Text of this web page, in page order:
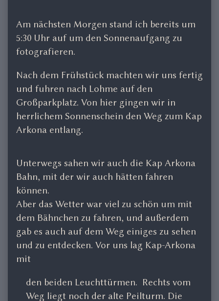
Am nächsten Morgen stand ich bereits um
5:30 Uhr auf um den Sonnenaufgang zu
fotografieren.
Nach dem Frühstück machten wir uns fertig
und fuhren nach Lohme auf den
Großparkplatz. Von hier gingen wir in
herrlichem Sonnenschein den Weg zum Kap
Arkona entlang.
Unterwegs sahen wir auch die Kap Arkona
Bahn, mit der wir auch hätten fahren
können.
Aber das Wetter war viel zu schön um mit
dem Bähnchen zu fahren, und außerdem
gab es auch auf dem Weg einiges zu sehen
und zu entdecken. Vor uns lag Kap-Arkona
mit
den beiden Leuchttürmen. Rechts vom
Weg liegt noch der alte Peilturm. Die